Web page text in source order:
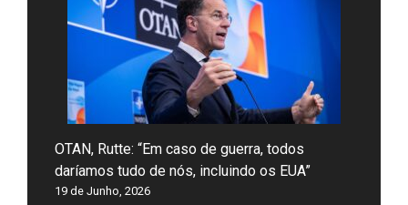
OTAN, Rutte: “Em caso de guerra, todos
daríamos tudo de nós, incluindo os EUA”
19 de Junho, 2026